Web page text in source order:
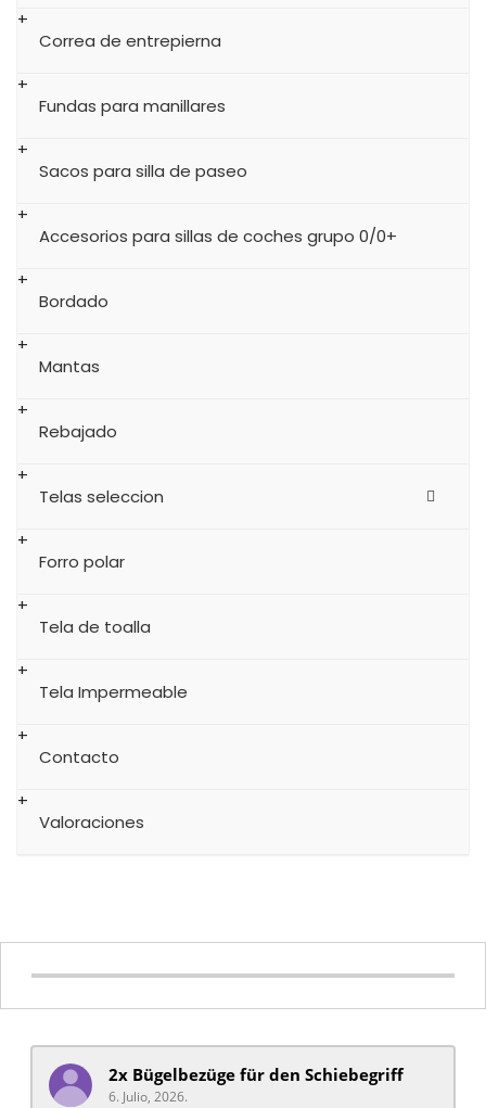
Correa de entrepierna
Fundas para manillares
Sacos para silla de paseo
Accesorios para sillas de coches grupo 0/0+
Bordado
Mantas
Rebajado
Telas seleccion
Forro polar
Tela de toalla
Tela Impermeable
Contacto
Valoraciones
2x Bügelbezüge für ​den Schiebegriff
6. Julio, 2026.